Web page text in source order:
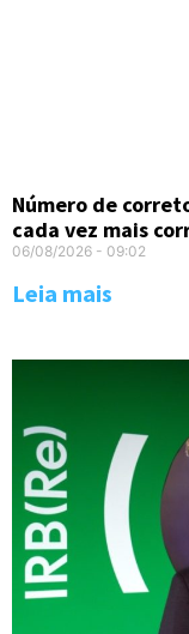
Número de
cada vez mais
06/08/2026 09:02
Leia mais